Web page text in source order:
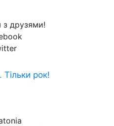
з друзями!
рок!